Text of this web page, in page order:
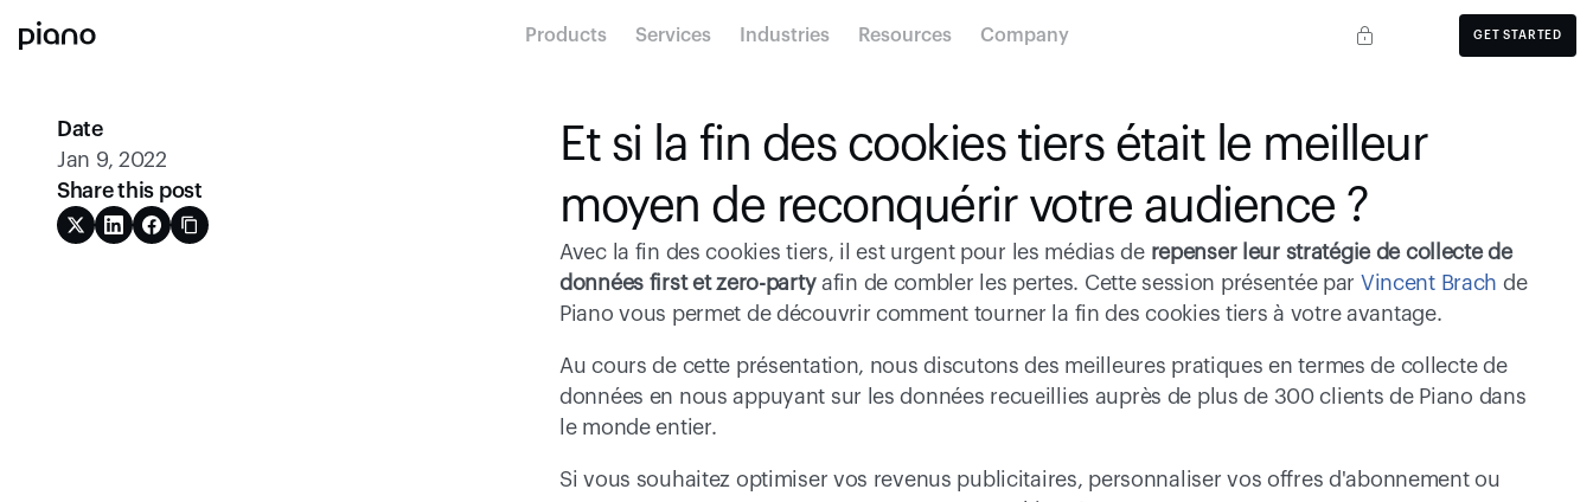
Products Services Industries Resources Company GET STARTED
Date
Jan 9, 2022
Share this post
Et si la fin des cookies tiers était le meilleur
moyen de reconquérir votre audience ?
Avec la fin des cookies tiers, il est urgent pour les médias de repenser leur stratégie de collecte de
données first et zero-party afin de combler les pertes. Cette session présentée par Vincent Brach de
Piano vous permet de découvrir comment tourner la fin des cookies tiers à votre avantage.
Au cours de cette présentation, nous discutons des meilleures pratiques en termes de collecte de
données en nous appuyant sur les données recueillies auprès de plus de 300 clients de Piano dans
le monde entier.
Si vous souhaitez optimiser vos revenus publicitaires, personnaliser vos offres d'abonnement ou